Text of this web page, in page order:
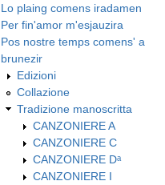
Lo plaing comens iradamen
Per fin'amor m'esjauzira
Pos nostre temps comens' a
brunezir
Edizioni
Collazione
Tradizione manoscritta
CANZONIERE A
CANZONIERE C
CANZONIERE Dᵃ
CANZONIERE I